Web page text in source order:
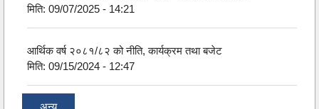
मिति:09/07/2025 - 14:21
आर्थिक वर्ष २०८१/८२ को नीति, कार्यक्रम तथा बजेट
मिति:09/15/2024 - 12:47